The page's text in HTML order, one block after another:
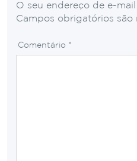
O seu endereço de e-
Campos obrigatórios são
Comentário *